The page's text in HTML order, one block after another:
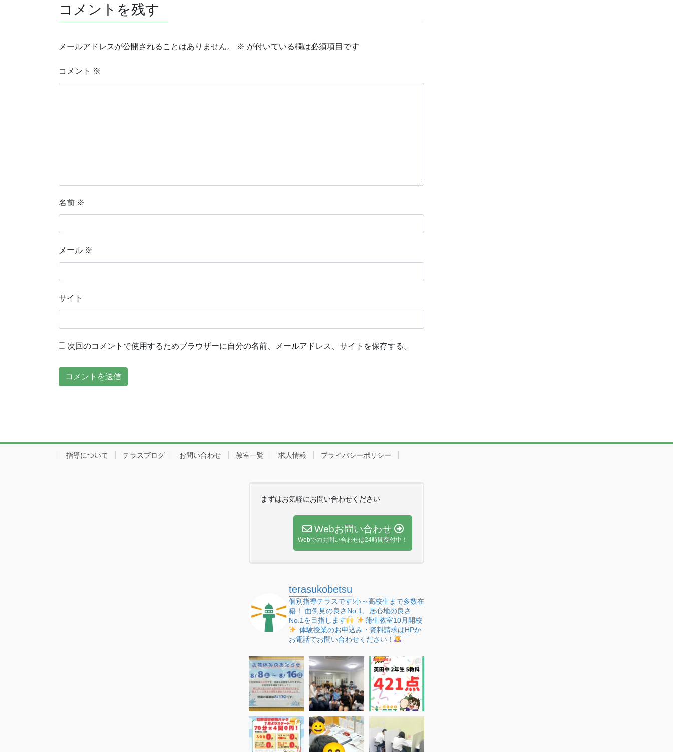
コメントを残す
メールアドレスが公開されることはありません。 ※ が付いている欄は必須項目です
コメント ※
名前 ※
メール ※
サイト
次回のコメントで使用するためブラウザーに自分の名前、メールアドレス、サイトを保存する。
指導について テラスブログ お問い合わせ 教室一覧 求人情報 プライバシーポリシー
まずはお気軽にお問い合わせください
Webお問い合わせ
Webでのお問い合わせは24時間受付中！
terasukobetsu
個別指導テラスです!小～高校生まで多数在
籍！
面倒見の良さNo.1、居心地の良さ
No.1を目指します
蒲生教室10月開校
体験授業のお申込み・資料請求はHPか
お電話でお問い合わせください！